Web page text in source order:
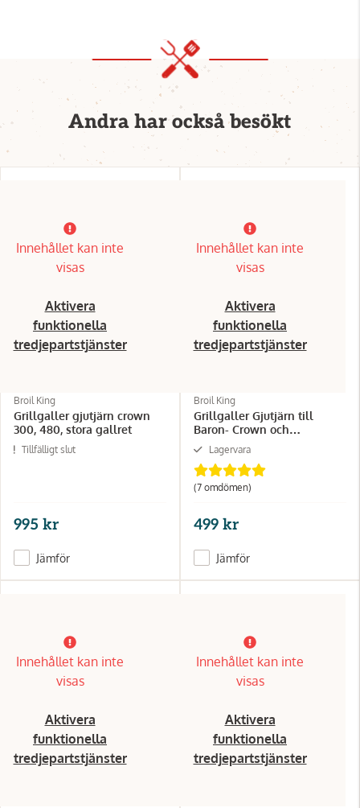
Andra har också besökt
Innehållet kan inte
visas
Aktivera
funktionella
tredjepartstjänster
Broil King
Grillgaller gjutjärn crown
300, 480, stora gallret
Tillfälligt slut
995 kr
Jämför
Innehållet kan inte
visas
Aktivera
funktionella
tredjepartstjänster
Broil King
Grillgaller Gjutjärn till
Baron- Crown och
huntington serien
Lagervara
(7 omdömen)
499 kr
Jämför
Innehållet kan inte
visas
Aktivera
funktionella
tredjepartstjänster
Innehållet kan inte
visas
Aktivera
funktionella
tredjepartstjänster